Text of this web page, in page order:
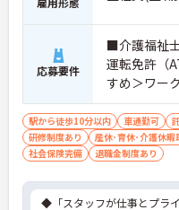
応募要件
■介護福祉
運転免許（
すめ＞ワー
いとお考え
せた、温か
での介護分
い方
駅から徒歩10分以内 車通勤可
研修制度あり
産休･育休･介護休暇
社会保険完備
退職金制度あり
◆「スタッフが仕事とプラ